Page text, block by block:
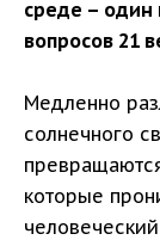
среде – один
вопросов 21
Медленно
солнечного
которые